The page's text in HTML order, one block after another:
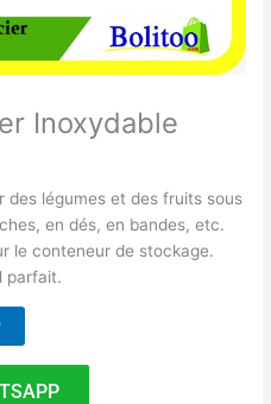
Inoxydable
des légumes et des fruits sous
en dés, en bandes, etc.
le conteneur de stockage.
parfait.